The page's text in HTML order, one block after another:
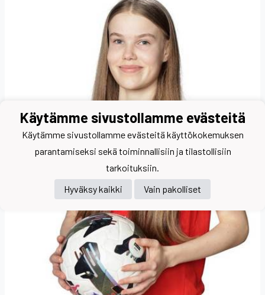
Käytämme sivustollamme evästeitä
Käytämme sivustollamme evästeitä käyttökokemuksen
parantamiseksi sekä toiminnallisiin ja tilastollisiin
tarkoituksiin.
Hyväksy kaikki
Vain pakolliset